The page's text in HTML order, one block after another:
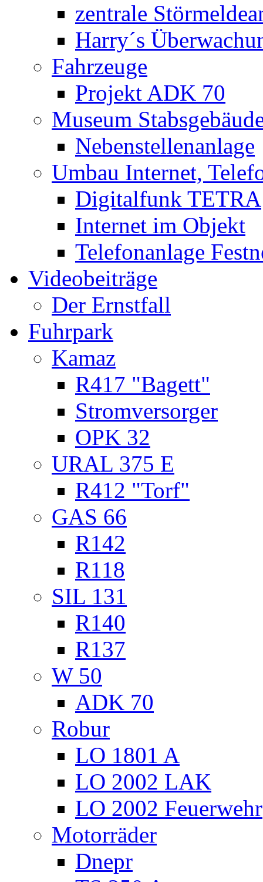
zentrale
Harry´s
Fahrzeuge
Projekt ADK 70
Museum
Nebenstellenanlage
Umbau Internet,
Digitalfunk TETRA
Internet im Objekt
Telefonanlage
Videobeiträge
Der Ernstfall
Fuhrpark
Kamaz
R417 "Bagett"
Stromversorger
OPK 32
URAL 375 E
R412 "Torf"
GAS 66
R142
R118
SIL 131
R140
R137
W 50
ADK 70
Robur
LO 1801 A
LO 2002 LAK
LO 2002 Feuerwehr
Motorräder
Dnepr